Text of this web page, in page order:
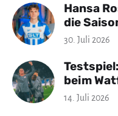
Hansa
die
30. Juli 2026
beim
14. Juli 2026